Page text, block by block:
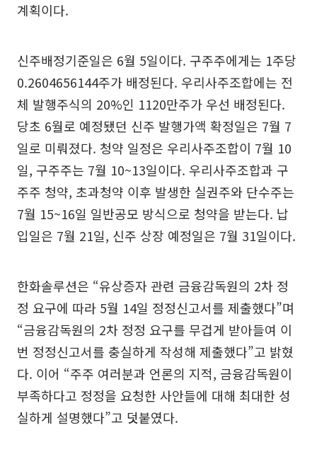
계획이다.
신주배정기준일은 6월 5일이다. 구주주에게는 1주당
0.2604656144주가 배정된다. 우리사주조합에는 전
체 발행주식의 20%인 1120만주가 우선 배정된다.
당초 6월로 예정됐던 신주 발행가액 확정일은 7월 7
일로 미뤄졌다. 청약 일정은 우리사주조합이 7월 10
일, 구주주는 7월 10~13일이다. 우리사주조합과 구
주주 청약, 초과청약 이후 발생한 실권주와 단수주는
7월 15~16일 일반공모 방식으로 청약을 받는다. 납
입일은 7월 21일, 신주 상장 예정일은 7월 31일이다.
한화솔루션은 “유상증자 관련 금융감독원의 2차 정
정 요구에 따라 5월 14일 정정신고서를 제출했다”며
“금융감독원의 2차 정정 요구를 무겁게 받아들여 이
번 정정신고서를 충실하게 작성해 제출했다”고 밝혔
다. 이어 “주주 여러분과 언론의 지적, 금융감독원이
부족하다고 정정을 요청한 사안들에 대해 최대한 성
실하게 설명했다”고 덧붙였다.